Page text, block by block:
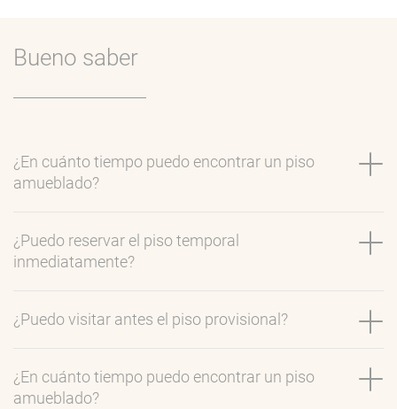
Bueno saber
¿En cuánto tiempo puedo encontrar un piso
amueblado?
¿Puedo reservar el piso temporal
inmediatamente?
¿Puedo visitar antes el piso provisional?
¿En cuánto tiempo puedo encontrar un piso
amueblado?